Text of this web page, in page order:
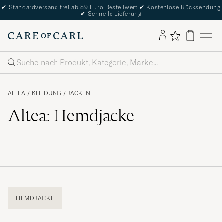
✔ Standardversand frei ab 89 Euro Bestellwert ✔ Kostenlose Rücksendung
✔ Schnelle Lieferung
Suche
ALTEA / KLEIDUNG / JACKEN
Altea: Hemdjacke
HEMDJACKE